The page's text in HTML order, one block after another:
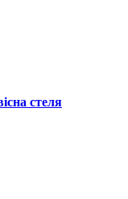
стеля